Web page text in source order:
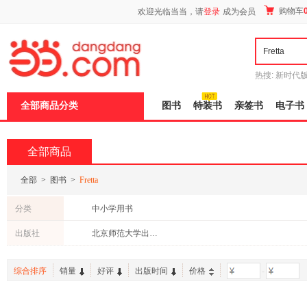
欢迎光临当当，请登录 成为会员 购物车
热搜: 新时代
全部商品分类 图书 特装书 亲签书 电子书
全部商品
全部 > 图书 > Fretta
分类 中小学用书
出版社 北京师范大学出版社
综合排序 销量 好评 出版时间 价格 -
页
加